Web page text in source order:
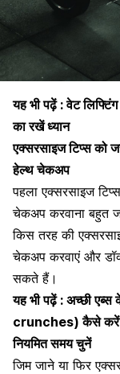
यह भी पढ़ें :वेट
का रखें ध्यान
एक्सरसाइज टिप्स को
हेल्थ चेकअप
पहला एक्सरसाइज
चेकअप करवाना बहुत
किस तरह की
चेकअप करवाएं और
सकते हैं।
यह भी पढ़ें : अच्छी
crunches) कैसे
नियमित समय चुनें
जिम जाने या फिर